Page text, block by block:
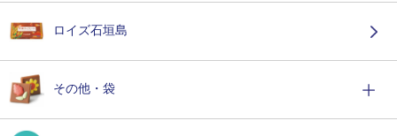
ロイズ石垣島
その他・袋